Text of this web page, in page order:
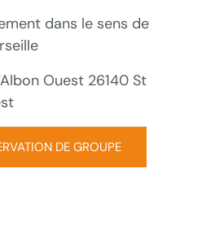
dans le sens de
Ouest 26140 St
DE GROUPE